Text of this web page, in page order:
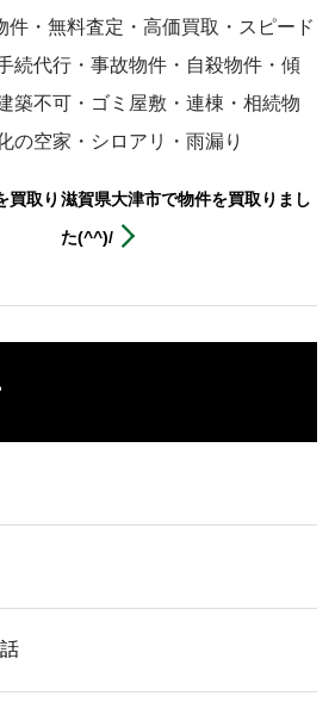
件・無料査定・高価買取・スピード
続代行・事故物件・自殺物件・傾
築不可・ゴミ屋敷・連棟・相続物
の空家・シロアリ・雨漏り
買取り 滋賀県大津市で物件を買取りまし
た(^^)/